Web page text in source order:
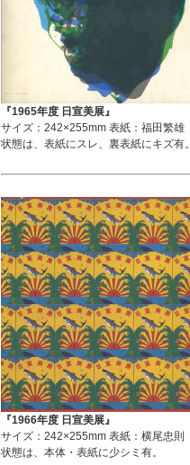
『1965年度 日宣美展』
サイズ：242×255mm 表紙：福田繁雄
状態は、表紙にスレ、裏表紙にキズ有。
『1966年度 日宣美展』
サイズ：242×255mm 表紙：横尾忠則
状態は、本体・表紙に少シミ有。